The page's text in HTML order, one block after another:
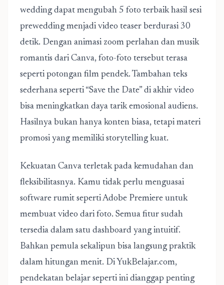
wedding dapat mengubah 5 foto terbaik hasil sesi
prewedding menjadi video teaser berdurasi 30
detik. Dengan animasi zoom perlahan dan musik
romantis dari Canva, foto-foto tersebut terasa
seperti potongan film pendek. Tambahan teks
sederhana seperti “Save the Date” di akhir video
bisa meningkatkan daya tarik emosional audiens.
Hasilnya bukan hanya konten biasa, tetapi materi
promosi yang memiliki storytelling kuat.
Kekuatan Canva terletak pada kemudahan dan
fleksibilitasnya. Kamu tidak perlu menguasai
software rumit seperti Adobe Premiere untuk
membuat video dari foto. Semua fitur sudah
tersedia dalam satu dashboard yang intuitif.
Bahkan pemula sekalipun bisa langsung praktik
dalam hitungan menit. Di YukBelajar.com,
pendekatan belajar seperti ini dianggap penting